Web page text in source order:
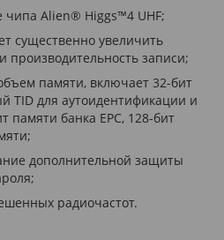
чипа Alien® Higgs™4 UHF;
существенно увеличить
производительность записи;
памяти, включает 32-бит
TID для аутоидентификации и
памяти банка EPC, 128-бит
дополнительной защиты
радиочастот.